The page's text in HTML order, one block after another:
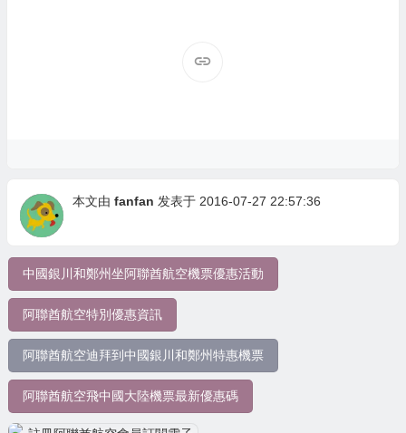
本文由 fanfan 发表于 2016-07-27 22:57:36
中國銀川和鄭州坐阿聯酋航空機票優惠活動
阿聯酋航空特別優惠資訊
阿聯酋航空迪拜到中國銀川和鄭州特惠機票
阿聯酋航空飛中國大陸機票最新優惠碼